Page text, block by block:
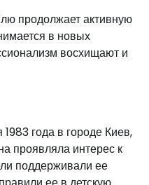
продолжает активную
в новых
восхищают и
года в городе Киев,
проявляла интерес к
поддерживали ее